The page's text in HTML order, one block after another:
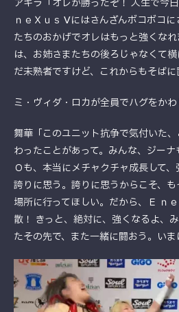
アキラ「オレが勝ったぞ！ 人生で今
ｎｅＸｕｓ Ⅴにはさんざんボコボコ
たちのおかげでオレはもっと強くな
は、お姉さまたちの後ろじゃなくて
だ未熟者ですけど、これからもそばに
ミ・ヴィダ・ロカが全員でハグをかわ
舞華「このユニット抗争で気付いた
わったことがあって。みんな、ジー
Ｏも、本当にメチャクチャ成長して
誇りに思う。誇りに思うからこそ、
場所に行ってほしい。だから、Ｅ ｎ
散！ きっと、絶対に、強くなるよ、
たその先で、また一緒に闘おう。いま